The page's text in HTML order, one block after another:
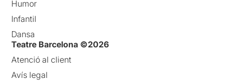
Humor
Infantil
Dansa
Teatre Barcelona ©2026
Atenció al client
Avís legal